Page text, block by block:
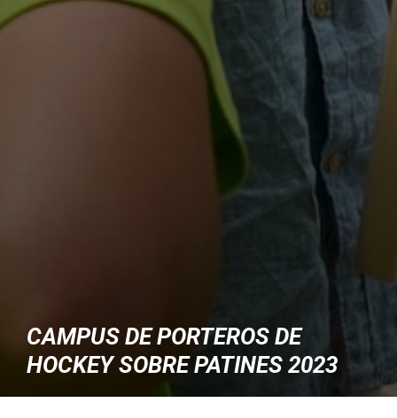
CAMPUS DE PORTEROS DE
HOCKEY SOBRE PATINES 2023